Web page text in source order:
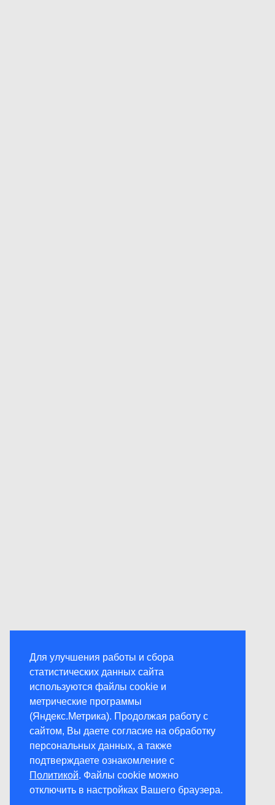
Для улучшения работы и сбора
статистических данных сайта
используются файлы cookie и
метрические программы
(Яндекс.Метрика). Продолжая работу с
сайтом, Вы даете согласие на обработку
персональных данных, а также
подтверждаете ознакомление с
Политикой. Файлы cookie можно
отключить в настройках Вашего браузера.